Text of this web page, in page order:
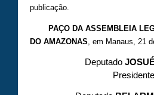
publicação.
PAÇO DA ASSEMBLEIA
DO AMAZONAS, em Manaus, 21
Deputado
Presidente